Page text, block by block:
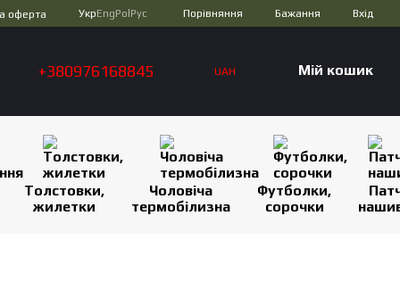
оферта
УкрEngPol Рус Порівняння Бажання Вхід
+380976168845 UAH Мій кошик
Толстовки,
жилетки
Чоловіча
термобілизна
Футболки,
сорочки